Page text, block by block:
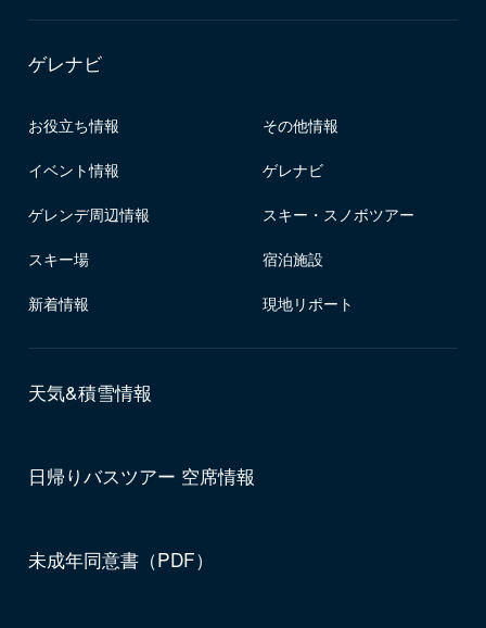
ゲレナビ
お役立ち情報 その他情報
イベント情報 ゲレナビ
ゲレンデ周辺情報 スキー・スノボツアー
スキー場 宿泊施設
新着情報 現地リポート
天気&積雪情報
日帰りバスツアー 空席情報
未成年同意書（PDF）